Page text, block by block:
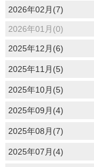
2026年02月(7)
2026年01月(0)
2025年12月(6)
2025年11月(5)
2025年10月(5)
2025年09月(4)
2025年08月(7)
2025年07月(4)